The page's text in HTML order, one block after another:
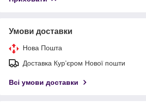
Умови доставки
Нова Пошта
Доставка Курʼєром Нової пошти
Всі умови доставки